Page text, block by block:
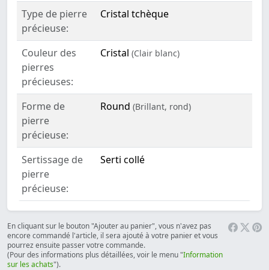
Type de pierre
précieuse:
Cristal tchèque
Couleur des
pierres
précieuses:
Cristal (Clair blanc)
Forme de
pierre
précieuse:
Round (Brillant, rond)
Sertissage de
pierre
précieuse:
Serti collé
En cliquant sur le bouton "Ajouter au panier", vous n'avez pas
encore commandé l'article, il sera ajouté à votre panier et vous
pourrez ensuite passer votre commande.
(Pour des informations plus détaillées, voir le menu "Information
sur les achats").